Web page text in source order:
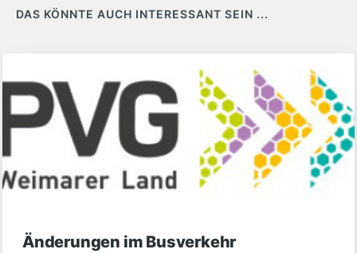
DAS KÖNNTE AUCH INTERESSANT SEIN ...
Änderungen im Busverkehr